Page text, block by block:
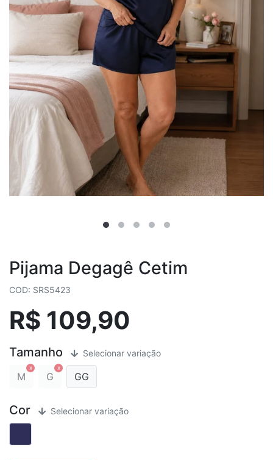
Pijama Degagê Cetim
COD: SRS5423
R$ 109,90
Tamanho Selecionar variação
M G GG
Cor Selecionar variação